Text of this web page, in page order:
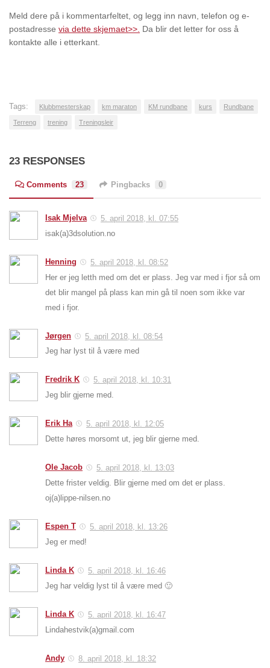
Meld dere på i kommentarfeltet, og legg inn navn, telefon og e-
postadresse via dette skjemaet>>. Da blir det letter for oss å
kontakte alle i etterkant.
Tags: Klubbmesterskap km maraton KM rundbane kurs Rundbane
Terreng trening Treningsleir
23 RESPONSES
Comments 23 Pingbacks 0
Isak Mjelva
5. april 2018, kl. 07:55
isak(a)3dsolution.no
Henning
5. april 2018, kl. 08:52
Her er jeg letth med om det er plass. Jeg var med i fjor så om
det blir mangel på plass kan min gå til noen som ikke var
med i fjor.
Jørgen
5. april 2018, kl. 08:54
Jeg har lyst til å være med
Fredrik K
5. april 2018, kl. 10:31
Jeg blir gjerne med.
Erik Ha
5. april 2018, kl. 12:05
Dette høres morsomt ut, jeg blir gjerne med.
Ole Jacob
5. april 2018, kl. 13:03
Dette frister veldig. Blir gjerne med om det er plass.
oj(a)lippe-nilsen.no
Espen T
5. april 2018, kl. 13:26
Jeg er med!
Linda K
5. april 2018, kl. 16:46
Jeg har veldig lyst til å være med 🙂
Linda K
5. april 2018, kl. 16:47
Lindahestvik(a)gmail.com
Andy 8. april 2018, kl. 18:32